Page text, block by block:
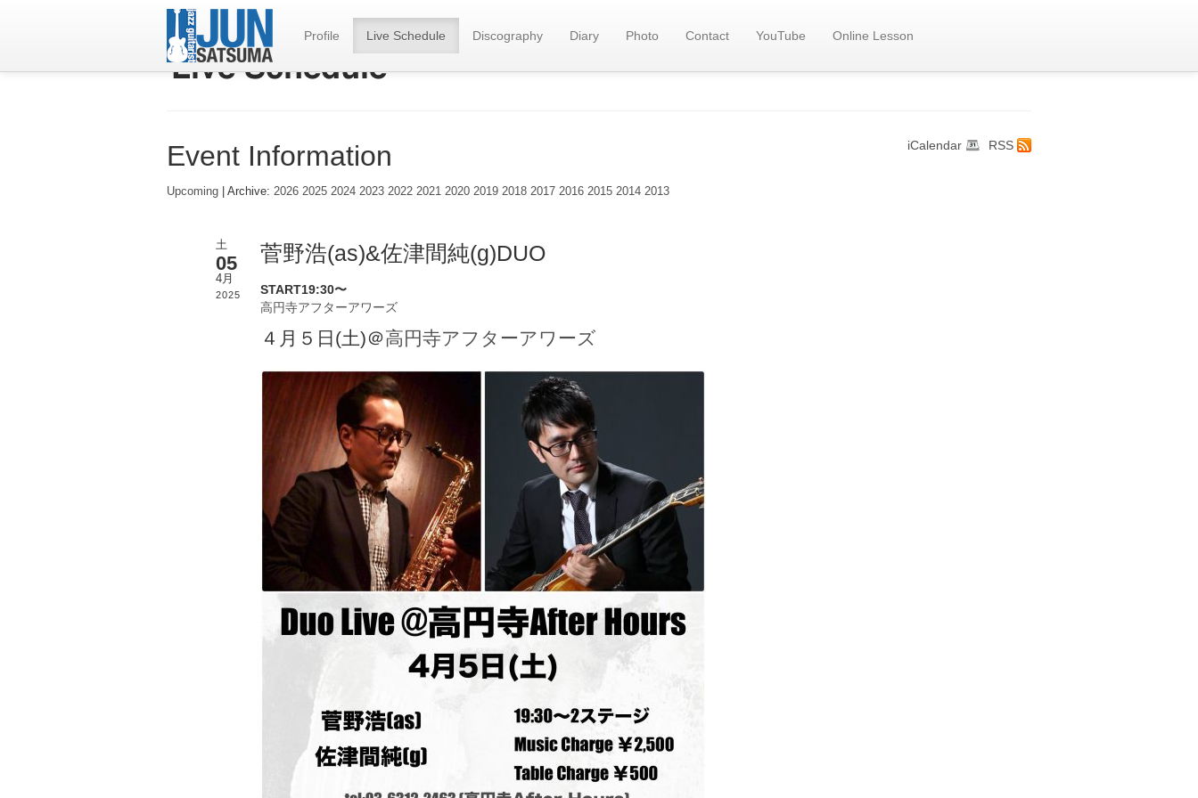
Profile Live Schedule Discography Diary Photo Contact YouTube Online Lesson
RSS
iCalendar
Event Information
Upcoming | Archive: 2026 2025 2024 2023 2022 2021 2020 2019 2018 2017 2016 2015 2014 2013
土
05
4月
2025
菅野浩(as)&佐津間純(g)DUO
START19:30〜
高円寺アフターアワーズ
４月５日(土)＠高円寺アフターアワーズ